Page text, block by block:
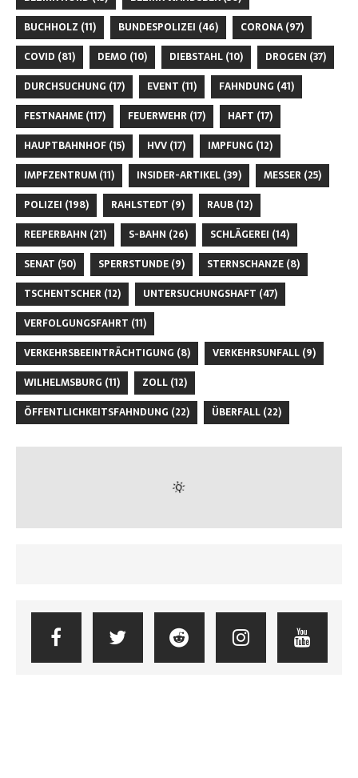
BUCHHOLZ (11) BUNDESPOLIZEI (46) CORONA (97)
COVID (81) DEMO (10) DIEBSTAHL (10) DROGEN (37)
DURCHSUCHUNG (17) EVENT (11) FAHNDUNG (41)
FESTNAHME (117) FEUERWEHR (17) HAFT (17)
HAUPTBAHNHOF (15) HVV (17) IMPFUNG (12)
IMPFZENTRUM (11) INSIDER-ARTIKEL (39) MESSER (25)
POLIZEI (198) RAHLSTEDT (9) RAUB (12)
REEPERBAHN (21) S-BAHN (26) SCHLÄGEREI (14)
SENAT (50) SPERRSTUNDE (9) STERNSCHANZE (8)
TSCHENTSCHER (12) UNTERSUCHUNGSHAFT (47)
VERFOLGUNGSFAHRT (11)
VERKEHRSBEEINTRÄCHTIGUNG (8) VERKEHRSUNFALL (9)
WILHELMSBURG (11) ZOLL (12)
ÖFFENTLICHKEITSFAHNDUNG (22) ÜBERFALL (22)